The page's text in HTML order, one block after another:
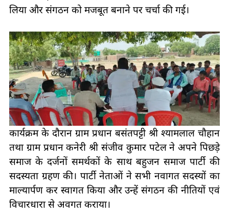
लिया और संगठन को मजबूत बनाने पर चर्चा की गई।
कार्यक्रम के दौरान ग्राम प्रधान बसंतपट्टी श्री श्यामलाल चौहान
तथा ग्राम प्रधान कनेरी श्री संजीव कुमार पटेल ने अपने पिछड़े
समाज के दर्जनों समर्थकों के साथ बहुजन समाज पार्टी की
सदस्यता ग्रहण की। पार्टी नेताओं ने सभी नवागत सदस्यों का
माल्यार्पण कर स्वागत किया और उन्हें संगठन की नीतियों एवं
विचारधारा से अवगत कराया।